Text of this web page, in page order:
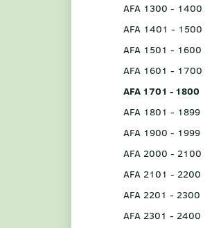
AFA 1300 - 1400
AFA 1401 - 1500
AFA 1501 - 1600
AFA 1601 - 1700
AFA 1701 - 1800
AFA 1801 - 1899
AFA 1900 - 1999
AFA 2000 - 2100
AFA 2101 - 2200
AFA 2201 - 2300
AFA 2301 - 2400